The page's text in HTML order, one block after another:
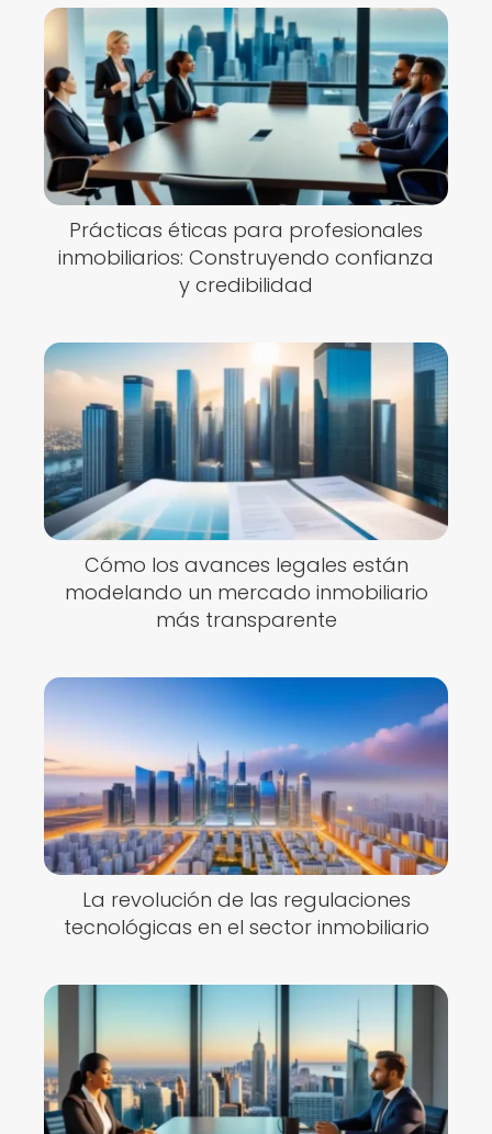
Prácticas éticas para profesionales
inmobiliarios: Construyendo confianza
y credibilidad
Cómo los avances legales están
modelando un mercado inmobiliario
más transparente
La revolución de las regulaciones
tecnológicas en el sector inmobiliario